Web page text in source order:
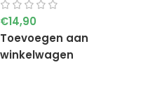
€14,90
Toevoegen aan
winkelwagen